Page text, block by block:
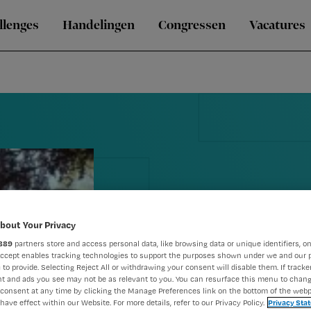
Handelingen Congressen Vacatures
Florence
Your Privacy
partners store and access personal data, like browsing data or unique identifiers,
enables tracking technologies to support the purposes shown under we and our
to provide. Selecting Reject All or withdrawing your consent will disable them. If
and ads you see may not be as relevant to you. You can resurface this menu to
at any time by clicking the Manage Preferences link on the bottom of the
effect within our Website. For more details, refer to our Privacy Policy. Privacy